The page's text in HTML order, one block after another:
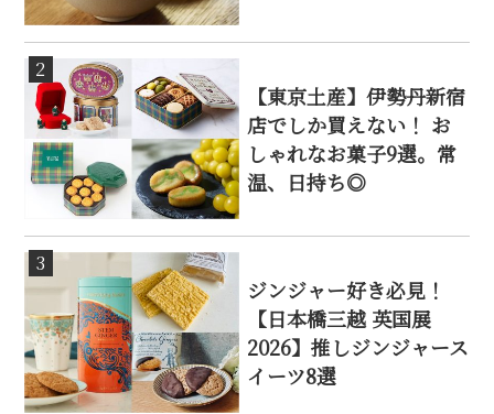
2
【東京土産】伊勢丹新宿
店でしか買えない！ お
しゃれなお菓子9選。常
温、日持ち◎
3
ジンジャー好き必見！
【日本橋三越 英国展
2026】推しジンジャース
イーツ8選